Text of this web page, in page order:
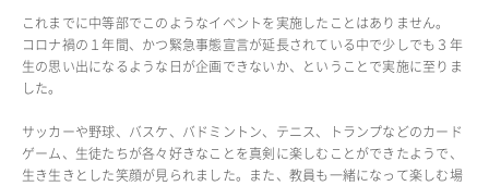
施設設備紹介
制服紹介
進学・進路
生徒の作品
これまでに中等部でこのようなイベントを実施したことはありません。
コロナ禍の１年間、かつ緊急事態宣言が延長されている中で少しでも３年
生の思い出になるような日が企画できないか、ということで実施に至りま
した。
サッカーや野球、バスケ、バドミントン、テニス、トランプなどのカード
ゲーム、生徒たちが各々好きなことを真剣に楽しむことができたようで、
生き生きとした笑顔が見られました。また、教員も一緒になって楽しむ場